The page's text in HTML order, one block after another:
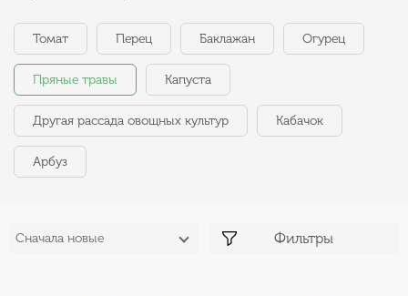
Томат Перец Баклажан Огурец
Пряные травы Капуста
Другая рассада овощных культур Кабачок
Арбуз
Сначала новые Фильтры